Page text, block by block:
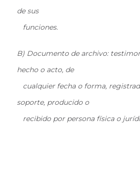
de sus
funciones.
B) Documento de archivo:
hecho o acto, de
cualquier fecha o forma,
soporte, producido o
recibido por persona física o